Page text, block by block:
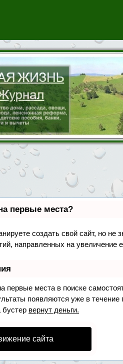
первые места?
создать свой сайт, но не
направленных на увеличение
первые места в поиске
появляются уже в
бустер вернут деньги.
сайта